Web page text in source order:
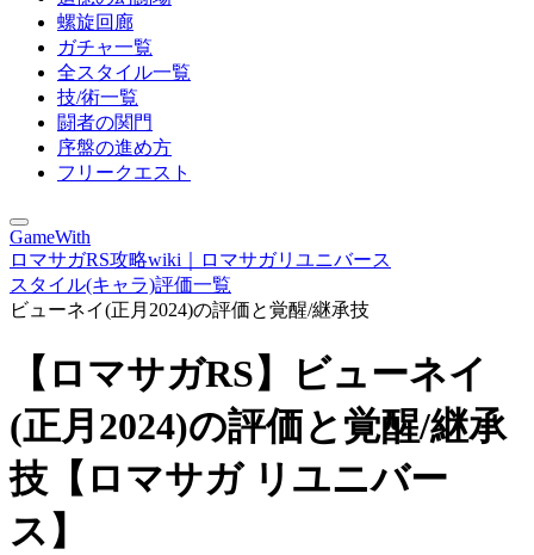
螺旋回廊
ガチャ一覧
全スタイル一覧
技/術一覧
闘者の関門
序盤の進め方
フリークエスト
GameWith
ロマサガRS攻略wiki｜ロマサガリユニバース
スタイル(キャラ)評価一覧
ビューネイ(正月2024)の評価と覚醒/継承技
【ロマサガRS】ビューネイ
(正月2024)の評価と覚醒/継承
技【ロマサガ リユニバー
ス】